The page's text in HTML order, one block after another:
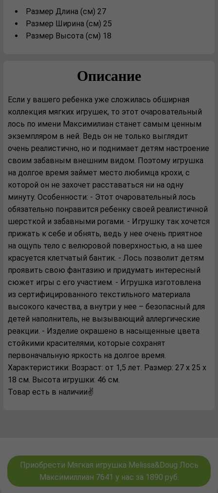
Размер Длина (см) 27
Размер Ширина (см) 25
Размер Высота (см) 18
Описание
Если у вашего ребенка уже сложилась обширная
коллекция мягких игрушек, то этот очаровательный
лось по имени Максимилиан станет самым ценным
экземпляром в ней. Ведь он не только выглядит
очень реалистично, но и поднимает детям настроение
своим забавным внешним видом. Поэтому игрушка
на долгое время займет место любимца крохи, с
которой он не захочет расставаться ни на одну
минуту. Особенности: - Этот очаровательный лось
обязательно понравится ребенку своей реалистичной
шерсткой и забавными рогами. - Игрушку так хочется
прижать к себе и обнять, ведь у нее очень приятное
на ощупь тело с велюровой поверхностью, а на шее
красуется клетчатый бантик. - Лось позволит детям
проявить свою фантазию и придумать интересный
сюжет игры с его участием. - Игрушка изготовлена
из сертифицированного текстильного материала
высокого качества, а внутри у нее – безопасный для
детей наполнитель, не вызывающий аллергические
реакции. - Изделие окрашено в насыщенные цвета
стойкими красителями, которые сохранят
первоначальную яркость на долгое время.
Характеристики: Возраст: от 1,5 лет. Размер: 27 х 25 х
18 см. Высота игрушки: 46 см.
Товар есть в наличии✌️
Приобрести Мягкая игрушка Melissa&Doug Лось
Максимиллиан 7641 у нас за 1890 руб.